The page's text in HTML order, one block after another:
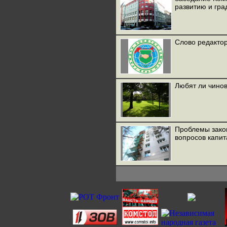
развитию и
Слово
Любят ли
Проблемы
вопросов